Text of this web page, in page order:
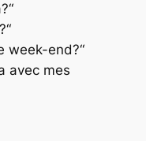
week-end?“
avec mes